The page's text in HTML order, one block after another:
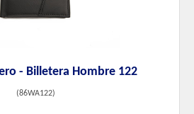
- Billetera Hombre 122
(86WA122)